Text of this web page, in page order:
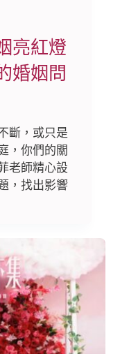
亮紅燈
婚姻問
斷，或只是
，你們的關
老師精心設
，找出影響